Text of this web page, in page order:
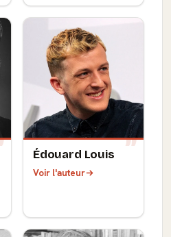
Édouard Louis
Voir l'auteur